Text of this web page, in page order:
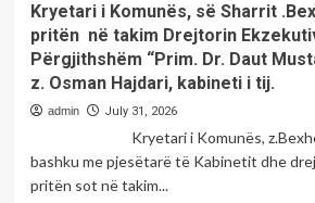
Kryetari i Komunës, së Sharrit
pritën në takim Drejtorin
Përgjithshëm “Prim. Dr. Daut
z. Osman Hajdari, kabineti i tij.
admin July 31, 2026
Kryetari i Komunës, z.Bexhet
bashku me pjesëtarë të Kabinetit dhe
pritën sot në takim...